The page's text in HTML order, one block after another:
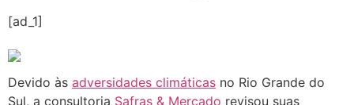
[ad_1]
Devido às adversidades climáticas no Rio Grande do
Sul, a consultoria Safras & Mercado revisou suas